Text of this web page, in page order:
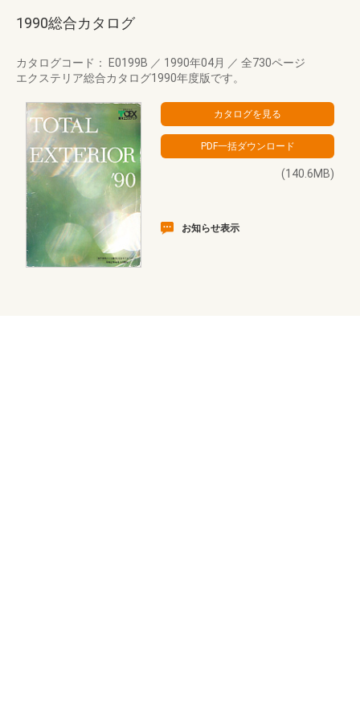
1990総合カタログ
カタログコード： E0199B ／ 1990年04月 ／ 全730ページ
エクステリア総合カタログ1990年度版です。
(140.6MB)
お知らせ表示